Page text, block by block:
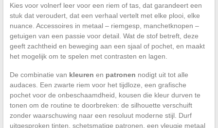
Kies voor volnerf leer voor een riem of tas, dat garandeert een
stuk dat veroudert, dat een verhaal vertelt met elke plooi, elke
nuance. Accessoires in metaal – riemgesp, manchetknopen –
getuigen van een passie voor detail. Wat de stof betreft, deze
geeft zachtheid en beweging aan een sjaal of pochet, en maakt
het mogelijk om te spelen met contrasten en lagen.
De combinatie van kleuren en patronen nodigt uit tot alle
audaces. Een zwarte riem voor het tijdloze, een grafische
pochet voor de onbeschaamdheid, kousen die kleur durven te
tonen om de routine te doorbreken: de silhouette verschuift
zonder waarschuwing naar een resoluut moderne stijl. Durf
uitgesproken tinten, schetsmatige patronen, een vleugje metaal